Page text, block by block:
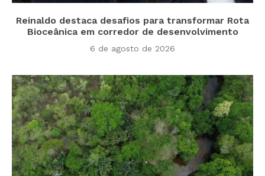
Reinaldo destaca desafios para transformar Rota
Bioceânica em corredor de desenvolvimento
6 de agosto de 2026